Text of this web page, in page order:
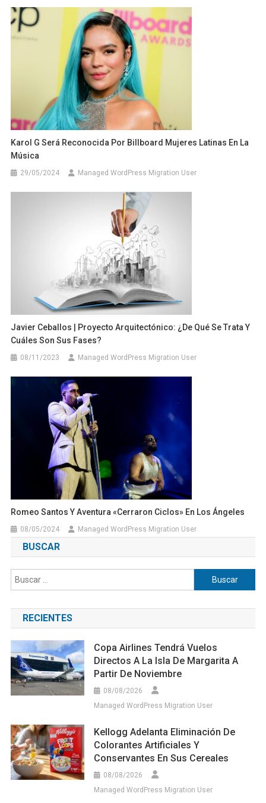
Karol G Será Reconocida Por Billboard Mujeres Latinas En La
Música
29/05/2024 Managed WordPress Migration User
Javier Ceballos | Proyecto Arquitectónico: ¿De Qué Se Trata Y
Cuáles Son Sus Fases?
08/11/2023 Managed WordPress Migration User
Romeo Santos Y Aventura «cerraron Ciclos» En Los Ángeles
08/05/2024 Managed WordPress Migration User
BUSCAR
Buscar:
RECIENTES
Copa Airlines Tendrá Vuelos
Directos A La Isla De Margarita A
Partir De Noviembre
08/08/2026
Managed WordPress Migration User
Kellogg Adelanta Eliminación De
Colorantes Artificiales Y
Conservantes En Sus Cereales
08/08/2026
Managed WordPress Migration User